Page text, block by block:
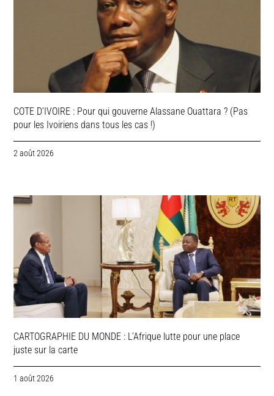
COTE D’IVOIRE : Pour qui gouverne Alassane Ouattara ? (Pas
pour les Ivoiriens dans tous les cas !)
2 août 2026
CARTOGRAPHIE DU MONDE : L’Afrique lutte pour une place
juste sur la carte
1 août 2026